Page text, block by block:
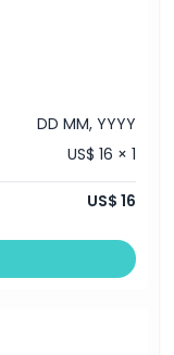
DD MM, YYYY
US$ 16 × 1
US$ 16